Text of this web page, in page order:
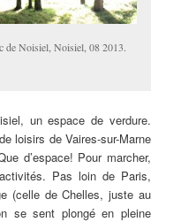
de Noisiel, Noisiel, 08 2013.
un espace de verdure.
loisirs de Vaires-sur-Marne
d’espace! Pour marcher,
Pas loin de Paris,
(celle de Chelles, juste au
se sent plongé en pleine